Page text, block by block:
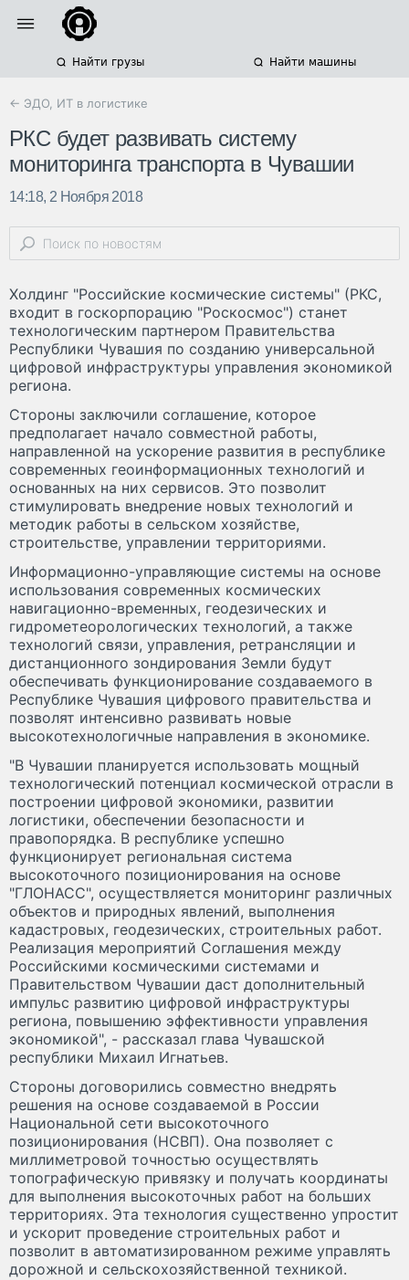
Найти грузы Найти машины
← ЭДО, ИТ в логистике
РКС будет развивать систему
мониторинга транспорта в Чувашии
14:18, 2 Ноября 2018
Холдинг "Российские космические системы" (РКС,
входит в госкорпорацию "Роскосмос") станет
технологическим партнером Правительства
Республики Чувашия по созданию универсальной
цифровой инфраструктуры управления экономикой
региона.
Стороны заключили соглашение, которое
предполагает начало совместной работы,
направленной на ускорение развития в республике
современных геоинформационных технологий и
основанных на них сервисов. Это позволит
стимулировать внедрение новых технологий и
методик работы в сельском хозяйстве,
строительстве, управлении территориями.
Информационно-управляющие системы на основе
использования современных космических
навигационно-временных, геодезических и
гидрометеорологических технологий, а также
технологий связи, управления, ретрансляции и
дистанционного зондирования Земли будут
обеспечивать функционирование создаваемого в
Республике Чувашия цифрового правительства и
позволят интенсивно развивать новые
высокотехнологичные направления в экономике.
"В Чувашии планируется использовать мощный
технологический потенциал космической отрасли в
построении цифровой экономики, развитии
логистики, обеспечении безопасности и
правопорядка. В республике успешно
функционирует региональная система
высокоточного позиционирования на основе
"ГЛОНАСС", осуществляется мониторинг различных
объектов и природных явлений, выполнения
кадастровых, геодезических, строительных работ.
Реализация мероприятий Соглашения между
Российскими космическими системами и
Правительством Чувашии даст дополнительный
импульс развитию цифровой инфраструктуры
региона, повышению эффективности управления
экономикой", - рассказал глава Чувашской
республики Михаил Игнатьев.
Стороны договорились совместно внедрять
решения на основе создаваемой в России
Национальной сети высокоточного
позиционирования (НСВП). Она позволяет с
миллиметровой точностью осуществлять
топографическую привязку и получать координаты
для выполнения высокоточных работ на больших
территориях. Эта технология существенно упростит
и ускорит проведение строительных работ и
позволит в автоматизированном режиме управлять
дорожной и сельскохозяйственной техникой.